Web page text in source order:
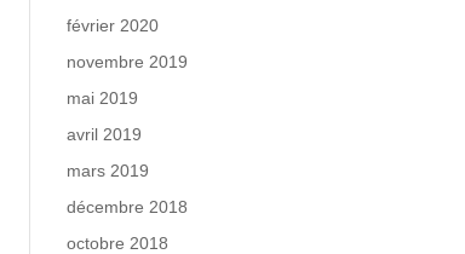
février 2020
novembre 2019
mai 2019
avril 2019
mars 2019
décembre 2018
octobre 2018